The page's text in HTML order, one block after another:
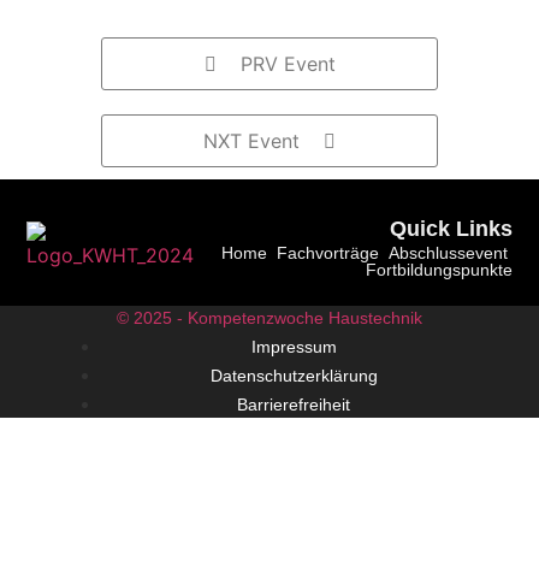
PRV Event
NXT Event
Quick Links
Home Fachvorträge Abschlussevent
Fortbildungspunkte
© 2025 - Kompetenzwoche Haustechnik
Impressum
Datenschutzerklärung
Barrierefreiheit